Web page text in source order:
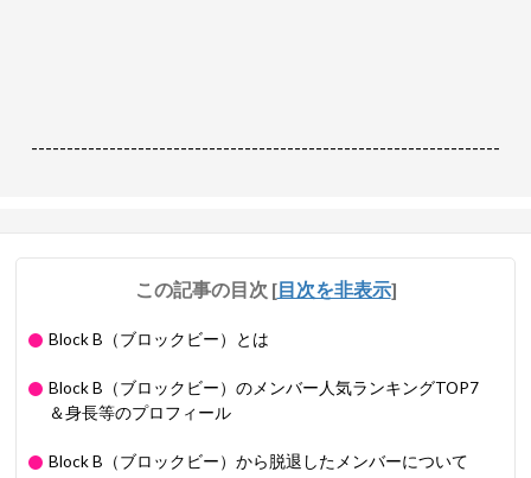
------------------------------------------------------------------
この記事の目次 [目次を非表示]
Block B（ブロックビー）とは
Block B（ブロックビー）のメンバー人気ランキングTOP7
＆身長等のプロフィール
Block B（ブロックビー）から脱退したメンバーについて